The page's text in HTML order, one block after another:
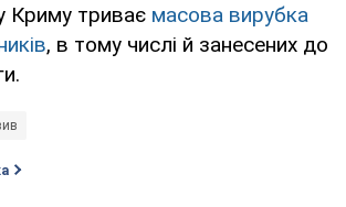
Криму триває масова вирубка
, в тому числі й занесених до